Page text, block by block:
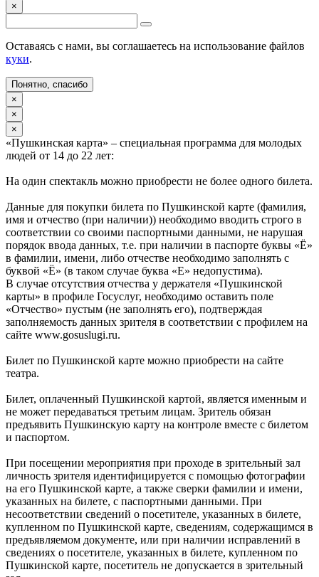
×
Оставаясь с нами, вы соглашаетесь на использование файлов
куки.
Понятно, спасибо
×
×
×
«Пушкинская карта» – специальная программа для молодых
людей от 14 до 22 лет:
На один спектакль можно приобрести не более одного билета.
Данные для покупки билета по Пушкинской карте (фамилия,
имя и отчество (при наличии)) необходимо вводить строго в
соответствии со своими паспортными данными, не нарушая
порядок ввода данных, т.е. при наличии в паспорте буквы «Ё»
в фамилии, имени, либо отчестве необходимо заполнять с
буквой «Ё» (в таком случае буква «Е» недопустима).
В случае отсутствия отчества у держателя «Пушкинской
карты» в профиле Госуслуг, необходимо оставить поле
«Отчество» пустым (не заполнять его), подтверждая
заполняемость данных зрителя в соответствии с профилем на
сайте www.gosuslugi.ru.
Билет по Пушкинской карте можно приобрести на сайте
театра.
Билет, оплаченный Пушкинской картой, является именным и
не может передаваться третьим лицам. Зритель обязан
предъявить Пушкинскую карту на контроле вместе с билетом
и паспортом.
При посещении мероприятия при проходе в зрительный зал
личность зрителя идентифицируется с помощью фотографии
на его Пушкинской карте, а также сверки фамилии и имени,
указанных на билете, с паспортными данными. При
несоответствии сведений о посетителе, указанных в билете,
купленном по Пушкинской карте, сведениям, содержащимся в
предъявляемом документе, или при наличии исправлений в
сведениях о посетителе, указанных в билете, купленном по
Пушкинской карте, посетитель не допускается в зрительный